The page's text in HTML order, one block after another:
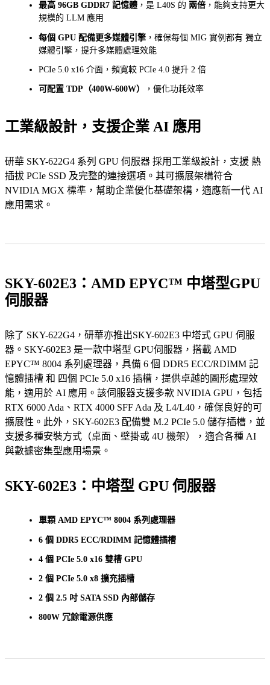
最高 96GB GDDR7 記憶體 ，是 L40S 的 兩倍 ，能夠支持更大
規模的 LLM 應用
每個 GPU 配備更多媒體引擎 ，確保每個 MIG 實例都有 獨立
媒體引擎，提升多媒體處理效能
PCIe 5.0 x16 介面，頻寬較 PCIe 4.0 提升 2 倍
可配置 TDP（400W-600W） ，優化功耗效率
工業級設計，支援企業 AI 應用
研華 SKY-622G4 系列 GPU 伺服器 採用工業級設計，支援 熱
插拔 PCIe SSD 及完整的連接選項。其可擴展架構符合
NVIDIA MGX 標準，幫助企業優化基礎架構，適應新一代 AI
應用需求。
SKY-602E3：AMD EPYC™ 中塔型GPU
伺服器
除了 SKY-622G4，研華亦推出SKY-602E3 中塔式 GPU 伺服
器。SKY-602E3 是一款中塔型 GPU伺服器，搭載 AMD
EPYC™ 8004 系列處理器，具備 6 個 DDR5 ECC/RDIMM 記
憶體插槽 和 四個 PCIe 5.0 x16 插槽，提供卓越的圖形處理效
能，適用於 AI 應用。該伺服器支援多款 NVIDIA GPU，包括
RTX 6000 Ada、RTX 4000 SFF Ada 及 L4/L40，確保良好的可
擴展性。此外，SKY-602E3 配備雙 M.2 PCIe 5.0 儲存插槽，並
支援多種安裝方式（桌面、壁掛或 4U 機架），適合各種 AI
與數據密集型應用場景。
SKY-602E3：中塔型 GPU 伺服器
單顆 AMD EPYC™ 8004 系列處理器
6 個 DDR5 ECC/RDIMM 記憶體插槽
4 個 PCIe 5.0 x16 雙槽 GPU
2 個 PCIe 5.0 x8 擴充插槽
2 個 2.5 吋 SATA SSD 內部儲存
800W 冗餘電源供應